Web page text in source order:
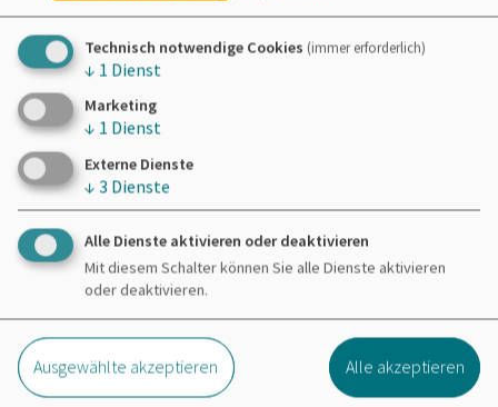
Möchten Sie von
bereitgestellte externe Inhalte laden?
Ja Immer
Zweckverband Brombachsee
Ramsberg
Obere Dorfstraße 3
Technisch notwendige Cookies (immer erforderlich)
↓ 1 Dienst
Marketing
↓ 1 Dienst
Externe Dienste
↓ 3 Dienste
Alle Dienste aktivieren oder deaktivieren
Mit diesem Schalter können Sie alle Dienste aktivieren
oder deaktivieren.
Ausgewählte akzeptieren Alle akzeptieren